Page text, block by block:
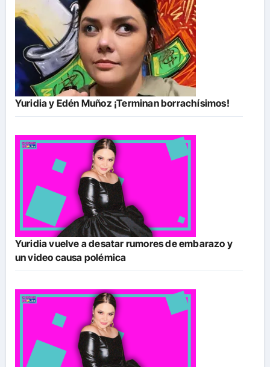
Yuridia y Edén Muñoz ¡Terminan borrachísimos!
Yuridia vuelve a desatar rumores de embarazo y
un video causa polémica